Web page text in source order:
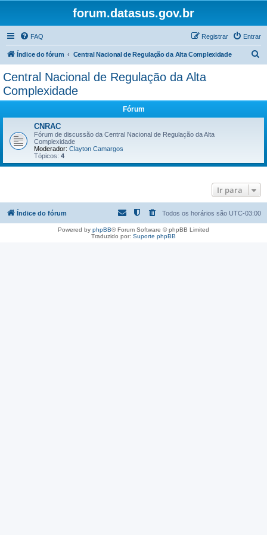
forum.datasus.gov.br
FAQ Entrar
Registrar
Índice do fórum Central Nacional de Regulação da Alta Complexidade
r
Central Nacional de Regulação da Alta
Complexidade
Fórum
CNRAC
Fórum de discussão da Central Nacional de Regulação da Alta
Complexidade
Moderador: Clayton Camargos
Tópicos: 4
Ir para
Índice do fórum Todos os horários são UTC-03:00
Powered by phpBB® Forum Software © phpBB Limited
Traduzido por: Suporte phpBB